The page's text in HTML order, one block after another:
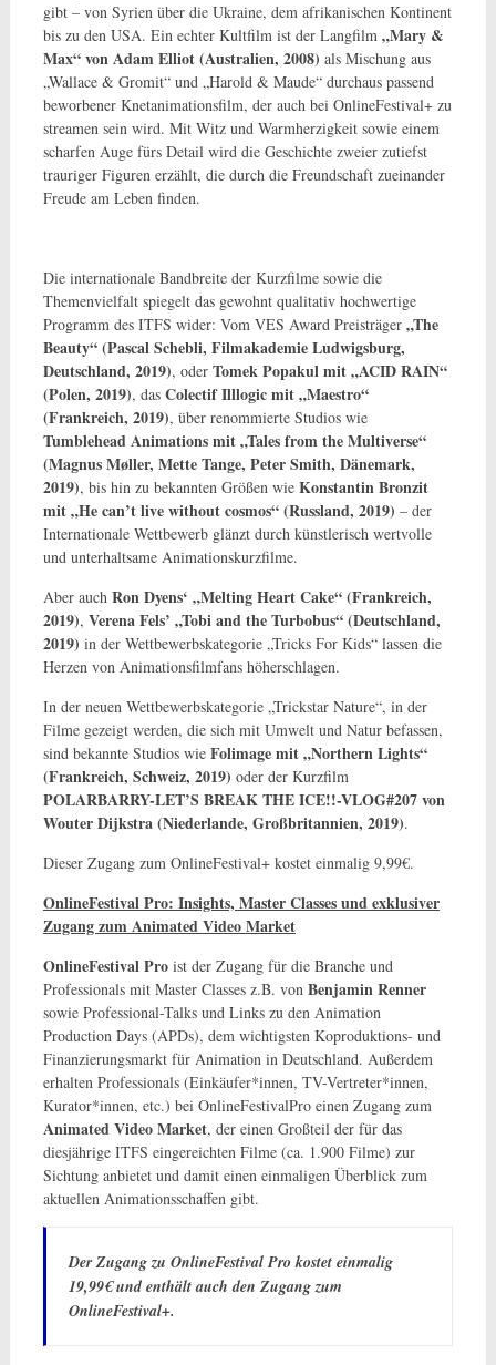
gibt – von Syrien über die Ukraine, dem afrikanischen Kontinent
bis zu den USA. Ein echter Kultfilm ist der Langfilm„Mary &
Max“ von Adam Elliot (Australien, 2008) als Mischung aus
„Wallace & Gromit“ und „Harold & Maude“ durchaus passend
beworbener Knetanimationsfilm, der auch bei OnlineFestival+ zu
streamen sein wird. Mit Witz und Warmherzigkeit sowie einem
scharfen Auge fürs Detail wird die Geschichte zweier zutiefst
trauriger Figuren erzählt, die durch die Freundschaft zueinander
Freude am Leben finden.
Die internationale Bandbreite der Kurzfilme sowie die
Themenvielfalt spiegelt das gewohnt qualitativ hochwertige
Programm des ITFS wider: Vom VES Award Preisträger „The
Beauty“ (Pascal Schebli, Filmakademie Ludwigsburg,
Deutschland, 2019), oder Tomek Popakul mit „ACID RAIN“
(Polen, 2019), das Colectif Illlogic mit „Maestro“
(Frankreich, 2019), über renommierte Studios wie
Tumblehead Animations mit „Tales from the Multiverse“
(Magnus Møller, Mette Tange, Peter Smith, Dänemark,
2019), bis hin zu bekannten Größen wie Konstantin Bronzit
mit „He can’t live without cosmos“ (Russland, 2019) – der
Internationale Wettbewerb glänzt durch künstlerisch wertvolle
und unterhaltsame Animationskurzfilme.
Aber auch Ron Dyens‘ „Melting Heart Cake“ (Frankreich,
2019), Verena Fels’ „Tobi and the Turbobus“ (Deutschland,
2019) in der Wettbewerbskategorie „Tricks For Kids“ lassen die
Herzen von Animationsfilmfans höherschlagen.
In der neuen Wettbewerbskategorie „Trickstar Nature“, in der
Filme gezeigt werden, die sich mit Umwelt und Natur befassen,
sind bekannte Studios wie Folimage mit „Northern Lights“
(Frankreich, Schweiz, 2019) oder der Kurzfilm
POLARBARRY-LET’S BREAK THE ICE!!-VLOG#207 von
Wouter Dijkstra (Niederlande, Großbritannien, 2019).
Dieser Zugang zum OnlineFestival+ kostet einmalig 9,99€.
OnlineFestival Pro: Insights, Master Classes und exklusiver
Zugang zum Animated Video Market
OnlineFestival Proist der Zugang für die Branche und
Professionals mit Master Classes z.B. von Benjamin Renner
sowie Professional-Talks und Links zu den Animation
Production Days (APDs), dem wichtigsten Koproduktions- und
Finanzierungsmarkt für Animation in Deutschland. Außerdem
erhalten Professionals (Einkäufer*innen, TV-Vertreter*innen,
Kurator*innen, etc.) bei OnlineFestivalPro einen Zugang zum
Animated Video Market, der einen Großteil der für das
diesjährige ITFS eingereichten Filme (ca. 1.900 Filme) zur
Sichtung anbietet und damit einen einmaligen Überblick zum
aktuellen Animationsschaffen gibt.
Der Zugang zu OnlineFestival Pro kostet einmalig
19,99€ und enthält auch den Zugang zum
OnlineFestival+.